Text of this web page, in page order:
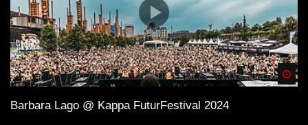
Barbara Lago @ Kappa FuturFestival 2024